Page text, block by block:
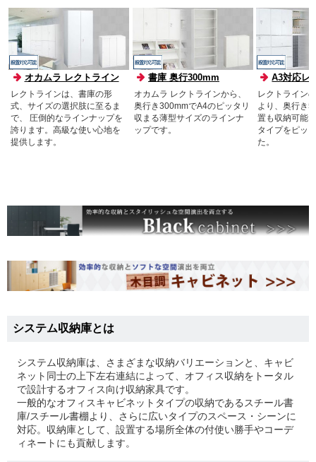
オカムラ レクトライン
レクトラインは、書庫の形
式、サイズの選択肢に至るま
で、 圧倒的なラインナップを
誇ります。高級な使い心地を
提供します。
書庫 奥行300mm
オカムラ レクトラインから、
奥行き300mmでA4のピッタリ
収まる薄型サイズのラインナ
ップです。
A3対応レ
レクトライン
より、奥行き
置も収納可能
タイプをピッ
た。
システム収納庫とは
システム収納庫は、さまざまな収納バリエーションと、キャビ
ネット同士の上下左右連結によって、オフィス収納をトータル
で設計するオフィス向け収納家具です。
一般的なオフィスキャビネットタイプの収納であるスチール書
庫/スチール書棚より、さらに広いタイプのスペース・シーンに
対応。収納庫として、設置する場所全体の付使い勝手やコーデ
ィネートにも貢献します。